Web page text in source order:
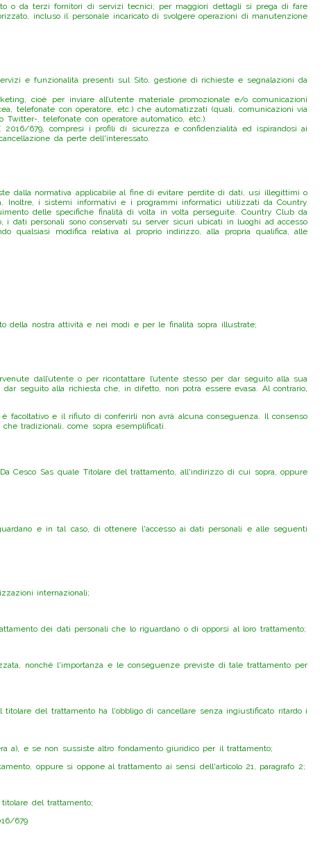
o da terzi fornitori di servizi tecnici; per maggiori dettagli si prega di fare
incluso il personale incaricato di svolgere operazioni di manutenzione
e funzionalità presenti sul Sito, gestione di richieste e segnalazioni da
cioè per inviare all’utente materiale promozionale e/o comunicazioni
telefonate con operatore, etc.) che automatizzati (quali, comunicazioni via
, telefonate con operatore automatico, etc.).
679, compresi i profili di sicurezza e confidenzialità ed ispirandosi ai
da perte dell'interessato.
dalla normativa applicabile al fine di evitare perdite di dati, usi illegittimi o
i sistemi informativi e i programmi informatici utilizzati da Country
delle specifiche finalità di volta in volta perseguite. Country Club da
dati personali sono conservati su server sicuri ubicati in luoghi ad accesso
qualsiasi modifica relativa al proprio indirizzo, alla propria qualifica, alle
della nostra attività e nei modi e per le finalità sopra illustrate;
dall’utente o per ricontattare l’utente stesso per dar seguito alla sua
seguito alla richiesta che, in difetto, non potrà essere evasa. Al contrario,
facoltativo e il rifiuto di conferirli non avrà alcuna conseguenza. Il consenso
tradizionali, come sopra esemplificati.
Cesco Sas quale Titolare del trattamento, all'indirizzo di cui sopra, oppure
e in tal caso, di ottenere l'accesso ai dati personali e alle seguenti
internazionali;
dei dati personali che lo riguardano o di opporsi al loro trattamento;
nonché l'importanza e le conseguenze previste di tale trattamento per
del trattamento ha l'obbligo di cancellare senza ingiustificato ritardo i
a), e se non sussiste altro fondamento giuridico per il trattamento;
oppure si oppone al trattamento ai sensi dell'articolo 21, paragrafo 2;
del trattamento;
679